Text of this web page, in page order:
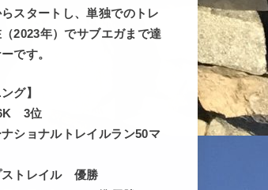
スタートし、単独でのトレ
2023年）でサブエガまで達
です。
グ】
3位
ナショナルトレイルラン50マ
ストレイル 優勝